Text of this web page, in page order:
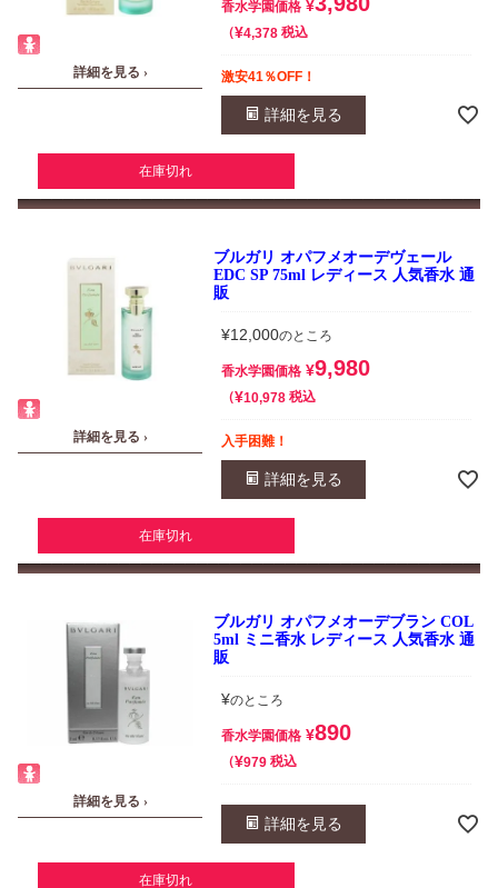
詳細を見る ›
香水学園価格 ¥
¥4,378 税込
激安41％OFF！
詳細を見る
在庫切れ
詳細を見る ›
ブルガリ オパフメオーデヴェール
EDC SP 75ml レディース 人気香水 通
販
¥12,000のところ
香水学園価格 ¥9,980
¥10,978 税込
入手困難！
詳細を見る
在庫切れ
詳細を見る ›
ブルガリ オパフメオーデブラン COL
5ml ミニ香水 レディース 人気香水 通
販
¥のところ
香水学園価格 ¥890
¥979 税込
詳細を見る
在庫切れ